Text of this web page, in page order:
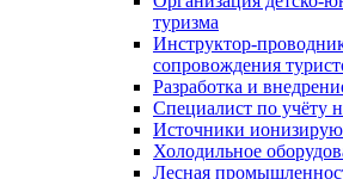
туризма
Инструктор-
сопровождения
Разработка и
Специалист по учёту
Источники
Холодильное
Лесная